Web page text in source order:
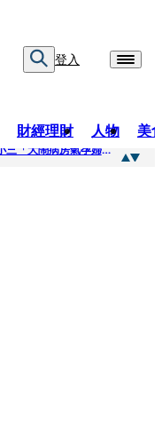
登入
財經理財 人物 美
「愛露奶」私訊流出！小24歲女友爆當小三「大鬧病房氣孕婦」 姜厚任不忍回應了